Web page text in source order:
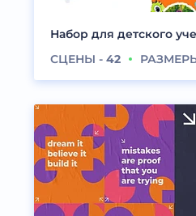
Набор для детского
СЦЕНЫ - 42